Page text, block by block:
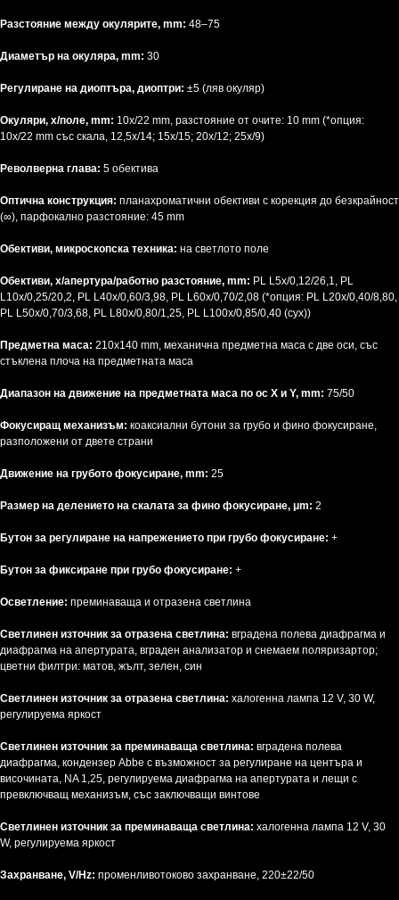
Разстояние между окулярите, mm: 48–75
Диаметър на окуляра, mm: 30
Регулиране на диоптъра, диоптри: ±5 (ляв окуляр)
Окуляри, x/поле, mm: 10х/22 mm, разстояние от очите: 10 mm (*опция:
10x/22 mm със скала, 12,5x/14; 15x/15; 20x/12; 25x/9)
Револверна глава: 5 обектива
Оптична конструкция: планахроматични обективи с корекция до безкрайност
(∞), парфокално разстояние: 45 mm
Обективи, микроскопска техника: на светлото поле
Обективи, x/апертура/работно разстояние, mm: PL L5x/0,12/26,1, PL
L10x/0,25/20,2, PL L40x/0,60/3,98, PL L60x/0,70/2,08 (*опция: PL L20x/0,40/8,80,
PL L50x/0,70/3,68, PL L80x/0,80/1,25, PL L100x/0,85/0,40 (сух))
Предметна маса: 210x140 mm, механична предметна маса с две оси, със
стъклена плоча на предметната маса
Диапазон на движение на предметната маса по ос X и Y, mm: 75/50
Фокусиращ механизъм: коаксиални бутони за грубо и фино фокусиране,
разположени от двете страни
Движение на грубото фокусиране, mm: 25
Размер на делението на скалата за фино фокусиране, μm: 2
Бутон за регулиране на напрежението при грубо фокусиране: +
Бутон за фиксиране при грубо фокусиране: +
Осветление: преминаваща и отразена светлина
Светлинен източник за отразена светлина: вградена полева диафрагма и
диафрагма на апертурата, вграден анализатор и снемаем поляризартор;
цветни филтри: матов, жълт, зелен, син
Светлинен източник за отразена светлина: халогенна лампа 12 V, 30 W,
регулируема яркост
Светлинен източник за преминаваща светлина: вградена полева
диафрагма, кондензер Abbe с възможност за регулиране на центъра и
височината, NA 1,25, регулируема диафрагма на апертурата и лещи с
превключващ механизъм, със заключващи винтове
Светлинен източник за преминаваща светлина: халогенна лампа 12 V, 30
W, регулируема яркост
Захранване, V/Hz: променливотоково захранване, 220±22/50